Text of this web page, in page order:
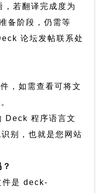
若翻译完成度为
备阶段，仍需等
论坛发帖联系处
，如需查看可将文
Deck 程序语言文
别，也就是您网站
件是 deck-